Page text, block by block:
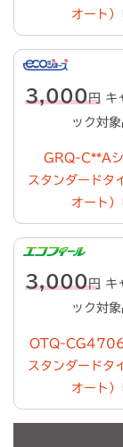
オート）
3,000円 キ
ック対象
GRQ-C**A
スタンダードタ
オート）
3,000円 キ
ック対象
OTQ-CG4706
スタンダードタ
オート）